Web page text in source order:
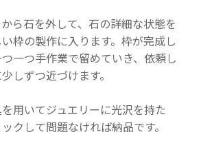
ら石を外して、石の詳細な状態を
枠の製作に入ります。枠が完成し
一つ手作業で留めていき、依頼し
しずつ近づけます。
用いてジュエリーに光沢を持た
クして問題なければ納品です。